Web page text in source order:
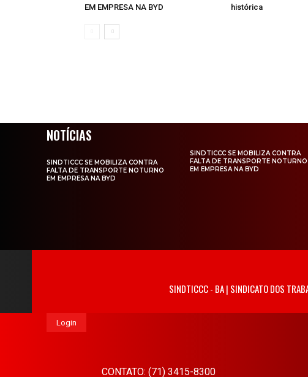
EM EMPRESA NA BYD
histórica
NOTÍCIAS
SINDTICCC SE MOBILIZA CONTRA
FALTA DE TRANSPORTE NOTURNO
EM EMPRESA NA BYD
SINDTICCC SE MOBILIZA CONTRA
FALTA DE TRANSPORTE NOTURNO
EM EMPRESA NA BYD
SINDTICCC - BA | SINDICATO DOS
Login
CONTATO: (71) 3415-8300